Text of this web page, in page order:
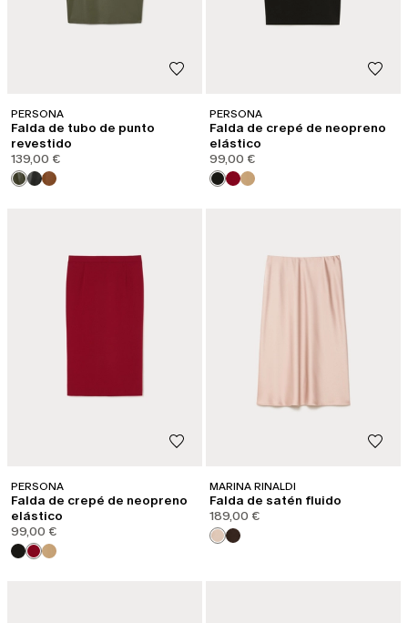
PERSONA
Falda de tubo de punto
revestido
139,00 €
PERSONA
Falda de crepé de neopreno
elástico
99,00 €
PERSONA
Falda de crepé de neopreno
elástico
99,00 €
MARINA RINALDI
Falda de satén fluido
189,00 €